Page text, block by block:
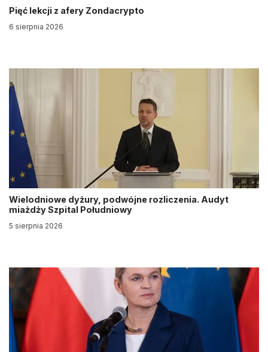
Pięć lekcji z afery Zondacrypto
6 sierpnia 2026
Wielodniowe dyżury, podwójne rozliczenia. Audyt
miażdży Szpital Południowy
5 sierpnia 2026